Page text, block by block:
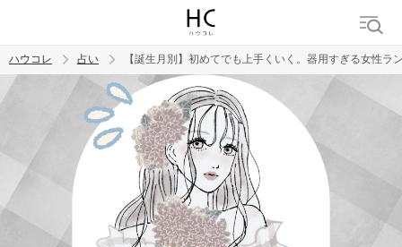
トレンド ワード
ハウコレ 占い 【誕生月別】初めてでも上手くいく。器用すぎる女性ラ